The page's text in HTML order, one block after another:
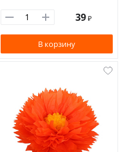
39 ₽
В корзину